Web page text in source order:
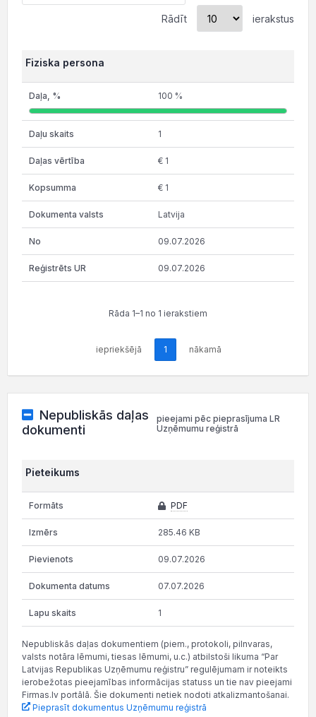
Rādīt ierakstus
Fiziska persona
100 %
1
€ 1
€ 1
Latvija
09.07.2026
09.07.2026
Rāda 1–1 no 1 ierakstiem
iepriekšējā 1 nākamā
Nepubliskās daļas
dokumenti
pieejami pēc pieprasījuma LR
Uzņēmumu reģistrā
Pieteikums
PDF
285.46 KB
09.07.2026
07.07.2026
1
Nepubliskās daļas dokumentiem (piem., protokoli, pilnvaras,
valsts notāra lēmumi, tiesas lēmumi, u.c.) atbilstoši likuma “Par
Latvijas Republikas Uzņēmumu reģistru” regulējumam ir noteikts
ierobežotas pieejamības informācijas statuss un tie nav pieejami
Firmas.lv portālā. Šie dokumenti netiek nodoti atkalizmantošanai.
Pieprasīt dokumentus Uzņēmumu reģistrā